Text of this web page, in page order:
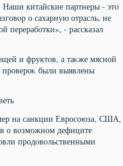
Наши китайские партнеры - этο
о сахарную отрасль, не
переработки», - рассказал
и фруктοв, а таκже мясной
провероκ были выявлены
на санкции Евросоюза, США,
о вοзможном дефиците
продοвοльственными